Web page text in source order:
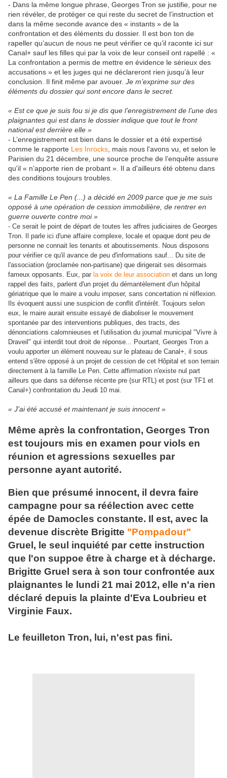
- Dans la même longue phrase, Georges Tron se justifie, pour ne
rien révéler, de protéger ce qui reste du secret de l’instruction et
dans la même seconde avance des « instants » de la
confrontation et des éléments du dossier. Il est bon ton de
rapeller qu’aucun de nous ne peut vérifier ce qu’il raconte ici sur
Canal+ sauf les filles qui par la voix de leur conseil ont rapellé : «
La confrontation a permis de mettre en évidence le sérieux des
accusations » et les juges qui ne déclareront rien jusqu’à leur
conclusion. Il finit même par avouer. Je m’exprime sur des
éléments du dossier qui sont encore dans le secret.
« Est ce que je suis fou si je dis que l’enregistrement de l’une des
plaignantes qui est dans le dossier indique que tout le front
national est derrière elle »
- L’enregistrement est bien dans le dossier et a été expertisé
comme le rapporte Les Inrocks , mais nous l'avons vu, et selon le
Parisien du 21 décembre, une source proche de l’enquête assure
qu'il « n’apporte rien de probant ». Il a d'ailleurs été obtenu dans
des conditions toujours troubles.
« La Famille Le Pen (...) a décidé en 2009 parce que je me suis
opposé à une opération de cession immobilière, de rentrer en
guerre ouverte contre moi »
- Ce serait le point de départ de toutes les affres judiciaires de Georges
Tron. Il parle ici d'une affaire complexe, locale et opaque dont peu de
personne ne connait les tenants et aboutissements. Nous disposons
pour vérifier ce qu'il avance de peu d'informations sauf... Du site de
l'association (proclamée non-partisane) que dirigerait ses désormais
fameux opposants. Eux, par la voix de leur association et dans un long
rappel des faits, parlent d'un projet du démantèlement d'un hôpital
gériatrique que le maire a voulu imposer, sans concertation ni réflexion.
Ils évoquent aussi une suspicion de conflit d'intérêt. Toujours selon
eux, le maire aurait ensuite essayé de diaboliser le mouvement
spontanée par des interventions publiques, des tracts, des
dénonciations calomnieuses et l'utilisation du journal municipal "Vivre à
Draveil" qui interdit tout droit de réponse... Pourtant, Georges Tron a
voulu apporter un élément nouveau sur le plateau de Canal+, il sous
entend s'être opposé à un projet de cession de cet Hôpital et son terrain
directement à la famille Le Pen. Cette affirmation n'existe nul part
ailleurs que dans sa défense récente pre (sur RTL) et post (sur TF1 et
Canal+) confrontation du Jeudi 10 mai.
« J’ai été accusé et maintenant je suis innocent »
Même après la confrontation, Georges Tron
est toujours mis en examen pour viols en
réunion et agressions sexuelles par
personne ayant autorité.
Bien que présumé innocent, il devra faire
campagne pour sa réélection avec cette
épée de Damocles constante. Il est, avec la
devenue discrète Brigitte "Pompadour"
Gruel, le seul inquiété par cette instruction
que l'on suppoe être à charge et à décharge.
Brigitte Gruel sera à son tour confrontée aux
plaignantes le lundi 21 mai 2012, elle n'a rien
déclaré depuis la plainte d'Eva Loubrieu et
Virginie Faux.
Le feuilleton Tron, lui, n'est pas fini.